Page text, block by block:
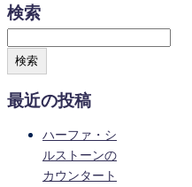
検索
検索
最近の投稿
ハーファ・シ
ルストーンの
カウンタート